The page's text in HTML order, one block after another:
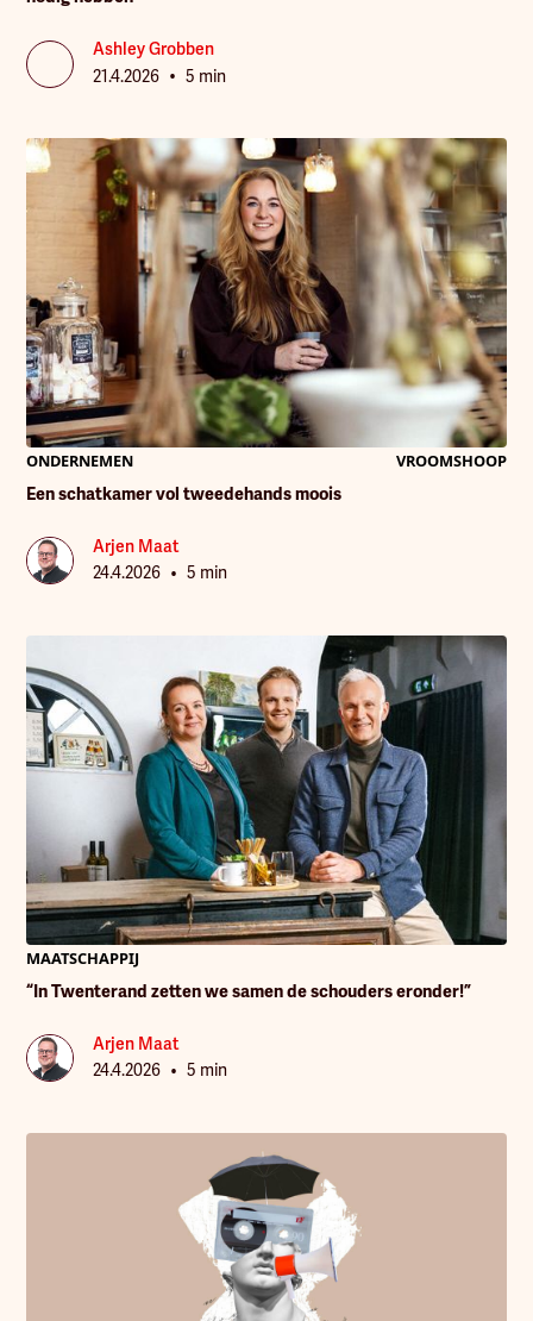
Ashley Grobben
21.4.2026 • 5 min
ONDERNEMEN
VROOMSHOOP
Een schatkamer vol tweedehands moois
Arjen Maat
24.4.2026 • 5 min
MAATSCHAPPIJ
“In Twenterand zetten we samen de schouders eronder!”
Arjen Maat
24.4.2026 • 5 min